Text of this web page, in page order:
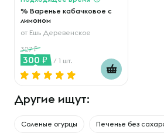
% Варенье кабачковое с
лимоном
от Ешь Деревенское
327
300 / 1 шт.
Другие ищут:
Соленые огурцы Печенье без